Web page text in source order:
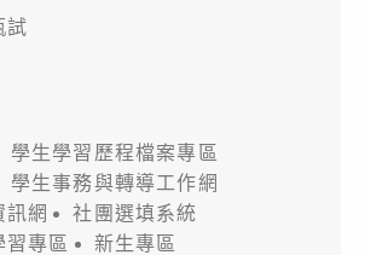
試
學生學習歷程檔案專區
學生事務與轉導工作網
訊網
社團選填系統
習專區
新生專區